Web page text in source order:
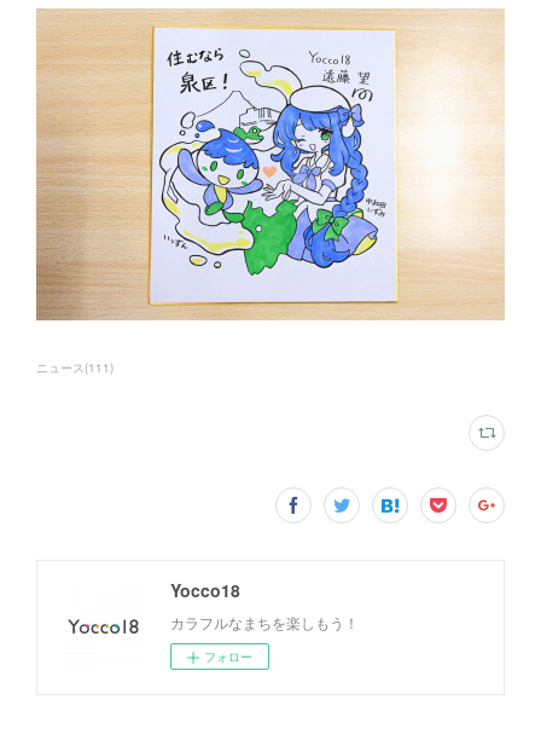
ニュース (111)
Yocco18
カラフルなまちを楽しもう！
フォロー